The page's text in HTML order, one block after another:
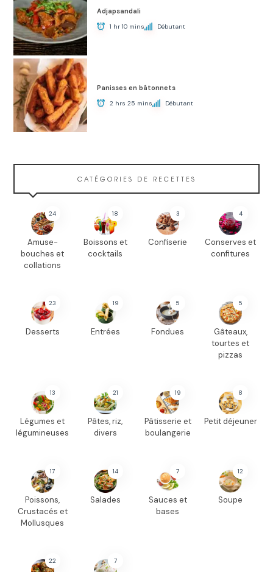
Adjapsandali
1 hr 10 mins Débutant
Panisses en bâtonnets
2 hrs 25 mins Débutant
CATÉGORIES DE RECETTES
24
Amuse-
bouches et
collations
18
Boissons et
cocktails
3
Confiserie
4
Conserves et
confitures
23
Desserts
19
Entrées
5
Fondues
5
Gâteaux,
tourtes et
pizzas
13
Légumes et
légumineuses
21
Pâtes, riz,
divers
19
Pâtisserie et
boulangerie
8
Petit déjeuner
17
Poissons,
Crustacés et
Mollusques
14
Salades
7
Sauces et
bases
12
Soupe
22 7